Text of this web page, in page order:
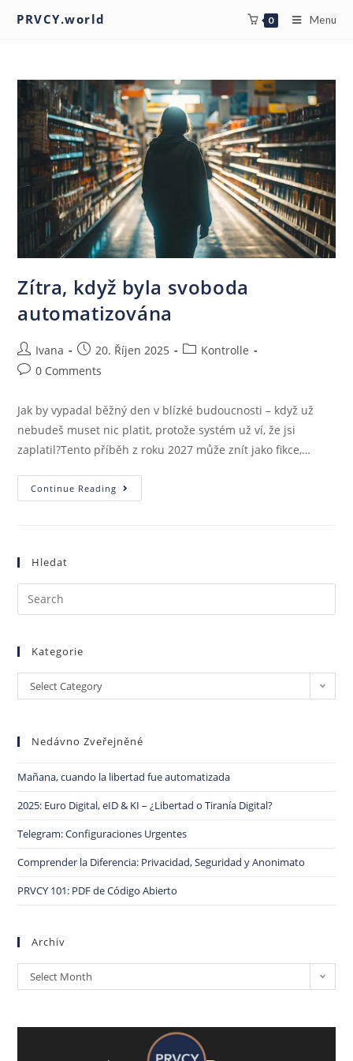
PRVCY.world 0 Menu
Zítra, když byla svoboda
automatizována
Ivana 20. Říjen 2025
Kontrolle
0 Comments
Jak by vypadal běžný den v blízké budoucnosti – když už
nebudeš muset nic platit, protože systém už ví, že jsi
zaplatil?Tento příběh z roku 2027 může znít jako fikce,…
Continue Reading
Hledat
Kategorie
Select Category
Nedávno Zveřejněné
Mañana, cuando la libertad fue automatizada
2025: Euro Digital, eID & KI – ¿Libertad o Tiranía Digital?
Telegram: Configuraciones Urgentes
Comprender la Diferencia: Privacidad, Seguridad y Anonimato
PRVCY 101: PDF de Código Abierto
Archiv
Select Month